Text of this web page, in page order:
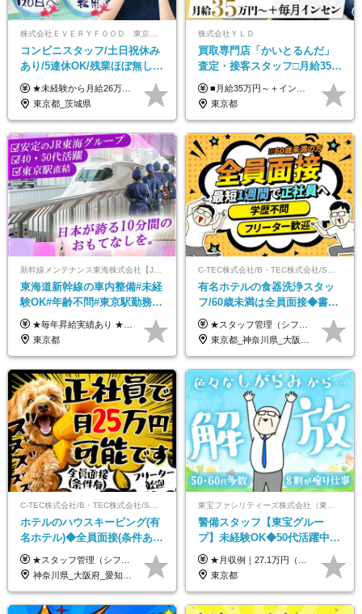
株式会社ＥＶＥＲＹＦＯＯＤ 東京本社
コンビニスタッフ/土日祝休み
あり/5連休OK/残業ほぼ無し/
賞与年2回/トイレ掃除・夜勤
無し/面接1回
★未経験から月給26万円スタート！ ★毎年1回（12月）の昇給＋賞与（年2回）で給与にしっかり反映！ 月給26万円＋賞与年2回＋交通費全額支給 ※リーダー・店長昇格後は基本給2万円UP＋役職手当支給 ※経験・スキルを考慮の上、決定します ※上記金額には固定残業代（21時間分・3万7300円以上）を含みます。超過分は別途全額支給します ※試用期間3ヶ月間あり（期間中の給与・待遇に差異はありません）
東京都_茨城県
株式会社ＹＬＤ
買取専⾨店「かいとるんだ」
査定・接客スタッフ□⽉給35万
円以上＋毎⽉インセン□年休
120日以上□土日休み
■月給35万円～＋インセンティブ＋各種手当 ※固定残業代（月45時間分87,600円～）を含む。超過した場合は別途残業代を支給いたします ※経験・年齢などを考慮の上、決定します ※試用期間3ヶ月あり（待遇に変動なし）
東京都
新幹線メンテナンス東海株式会社【JR東海グループ】
東海道新幹線の車内整備#未経
験OK#年齢不問#東京駅勤務
#59歳まで正社員登用可＆登用
実績多数！
★毎年昇給実績あり ★入社3年で430万円も可(正社員登用された場合) ■入社時月収例：25万2840円(1万2040円×21日)＋賞与支給実績有（年2回・2025年度） 日給1万2040円 ※別途「超過勤務手当、祝繁手当、特殊手当」の支給有 ※試用期間中（2ヶ月）の待遇・雇用形態に差異はございません
東京都
有名ホテルの食器洗浄スタッ
フ/60歳未満は全員面接◆書類
選考なし◆ブランクOK◆月25
万～ ◆40～50代活躍
★スタッフ管理（シフト調整など）の経験があれば【月給28万円以上】 ★賞与支給実績：基本給の2ヶ月分～3ヶ月分 ＝＝ライフスタイルに合わせて働き方を選べます＝＝ ■正社員 ＜未経験者＞月給25万円～35万円＋賞与年2回 ＜経験者＞月給28万円～35万円＋賞与年2回 ※経験やスキルに応じて決定します ※残業代全額支給 ※試用期間（3ヶ月間）中の雇用形態や待遇に差異はありません ※正社員の場合、転勤の可能性あり ■契約社員 月給22万円～＋残業代全額支給 ※契約社員の場合、賞与の支給および転勤の可能性はありません ※勤務時間や勤務日数の希望があればご相談に応じます ※試用期間なし ※契約の更新 有(勤務状況により判断する) 更新上限 有(通算契約期間の上限 1年/更新回数の上限 なし)
東京都_神奈川県_大阪府_愛知県_北海道_京都府_福岡県_沖縄県
ホテルのハウスキーピング(有
名ホテル)◆全員面接(条件あ
り)◆未経験OK◆リゾート地
も選べる◆月25万円
★スタッフ管理（シフト調整など）の経験があれば【月給28万円以上】 ★賞与支給実績：基本給の2ヶ月分～3ヶ月分 ＝＝ライフスタイルに合わせて働き方を選べます＝＝ ■正社員 ＜未経験者＞月給25万円(寮なしの場合)～35万円＋賞与年2回 ＜経験者＞月給28万円～35万円＋賞与年2回 ※寮をご利用の場合は月給22万円～ ※経験やスキルに応じて決定します ※残業代全額支給 ※試用期間（3ヶ月間）中の雇用形態や待遇に差異はありません ※正社員の場合、転勤の可能性あり ■契約社員 月給22万円～＋残業代全額支給 ※契約社員の場合、賞与の支給および転勤の可能性はありません ※勤務時間や勤務日数の希望があればご相談に応じます ※試用期間なし ※契約の更新 有(勤務状況により判断する) 更新上限 有(通算契約期間の上限 1年/更新回数の上限 なし)
神奈川県_大阪府_愛知県_北海道_兵庫県_京都府_広島県_福岡県_大分県_宮崎県_鹿児島県_沖縄県
警備スタッフ【東宝グルー
プ】未経験OK◆50代活躍中
◆1勤務で2日分休み◆8割が座
り仕事◆賞与年2回
★月収例｜27.1万円（月給+残業代2.4万円+資格手当0.2万円+家族手当0.85万円） ★賞与年2回＆充実した手当あり！ ■月給23万6,500円～＋賞与年2回＋各種手当 ┗月給には職務手当19,500円、調整手当15,000円、住宅手当18,500円、契約社員手当1,500円を含みます ※試用期間4ヶ月(期間中の給与・待遇の差異はありません) ━━━━━━━━━━ 各種手当も充実！ ━━━━━━━━━━ ★家族手当 ★役付手当 ★資格手当 ★年末年始勤務手当 ★交通費支給（月5万円以内／6ヶ月分の定期代を支給） ★残業・深夜残業手当（全額支給） ━━━━━━━━━━ 給与支給日は毎月25日です ━━━━━━━━━━ 例：1月1日付入社の場合 1月25日に基本給+変動しない手当を支給 2月25日に前月分の残業手当など変動する手当を支給
東京都